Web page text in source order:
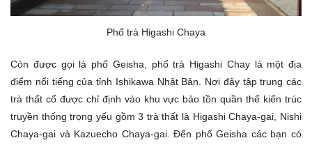
Phố trà Higashi Chaya
Còn được gọi là phố Geisha, phố trà Higashi Chay là một địa
điểm nổi tiếng của tỉnh Ishikawa Nhật Bản. Nơi đây tập trung các
trà thất cổ được chỉ định vào khu vực bảo tồn quần thể kiến trúc
truyền thống trọng yếu gồm 3 trà thất là Higashi Chaya-gai, Nishi
Chaya-gai và Kazuecho Chaya-gai. Đến phố Geisha các bạn có